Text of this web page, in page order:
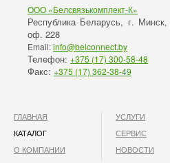
ООО «Белсвязькомплект-К»
Республика Беларусь, г. Минск,
оф. 228
Email:info@belconnect.by
Телефон: +375 (17) 300-58-48
Факс: +375 (17) 362-38-49
ГЛАВНАЯ
КАТАЛОГ
О КОМПАНИИ
УСЛУГИ
СЕРВИС
НОВОСТИ